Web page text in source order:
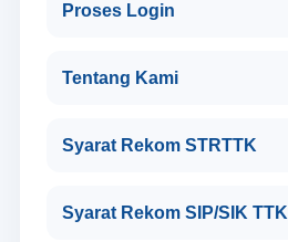
Proses Login
Tentang Kami
Syarat Rekom STRTTK
Syarat Rekom SIP/SIK TTK